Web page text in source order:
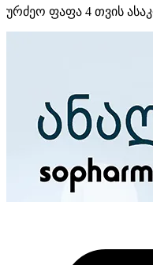
ურძეო ფაფა 4 თვის